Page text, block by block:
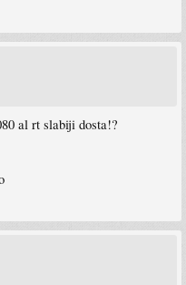
al rt slabiji dosta!?